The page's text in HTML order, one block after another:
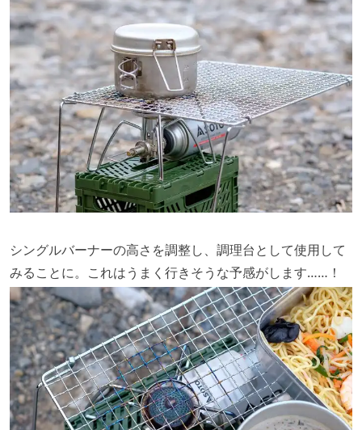
シングルバーナーの高さを調整し、調理台として使用して
みることに。これはうまく行きそうな予感がします……！